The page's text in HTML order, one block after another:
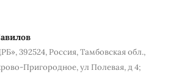
392524, Россия, Тамбовская обл.,
Пригородное, ул Полевая, д 4;